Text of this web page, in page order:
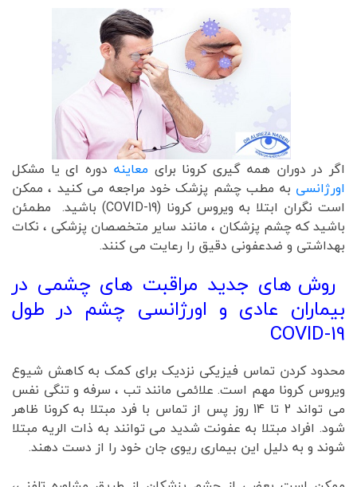
اگر در دوران همه گیری کرونا برای معاینه دوره ای یا مشکل
اورژانسی به مطب چشم پزشک خود مراجعه می کنید ، ممکن
است نگران ابتلا به ویروس کرونا (COVID-19) باشید. مطمئن
باشید که چشم پزشکان ، مانند سایر متخصصان پزشکی ، نکات
بهداشتی و ضدعفونی دقیق را رعایت می کنند.
روش های جدید مراقبت های چشمی در
بیماران عادی و اورژانسی چشم در طول
COVID-19
محدود کردن تماس فیزیکی نزدیک برای کمک به کاهش شیوع
ویروس کرونا مهم است. علائمی مانند تب ، سرفه و تنگی نفس
می تواند 2 تا 14 روز پس از تماس با فرد مبتلا به کرونا ظاهر
شود. افراد مبتلا به عفونت شدید می توانند به ذات الریه مبتلا
شوند و به دلیل این بیماری ریوی جان خود را از دست دهند.